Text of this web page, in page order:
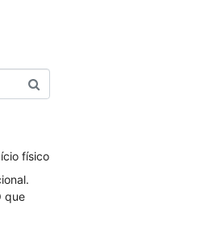
físico
que